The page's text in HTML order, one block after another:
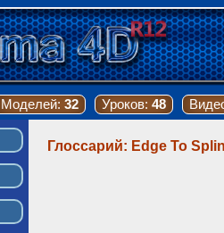
Моделей: 32 Уроков: 48
Глоссарий: Edge To